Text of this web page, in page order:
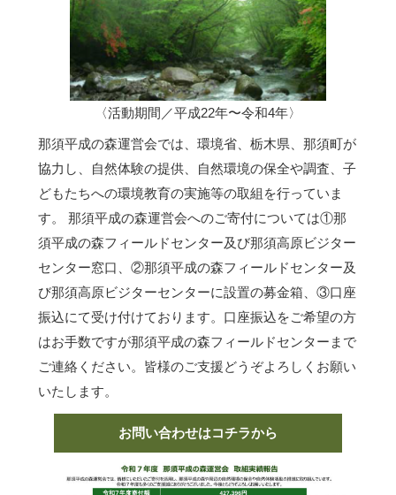
〈活動期間／平成22年〜令和4年〉
那須平成の森運営会では、環境省、栃木県、那須町が
協力し、自然体験の提供、自然環境の保全や調査、子
どもたちへの環境教育の実施等の取組を行っていま
す。 那須平成の森運営会へのご寄付については①那
須平成の森フィールドセンター及び那須高原ビジター
センター窓口、②那須平成の森フィールドセンター及
び那須高原ビジターセンターに設置の募金箱、③口座
振込にて受け付けております。口座振込をご希望の方
はお手数ですが那須平成の森フィールドセンターまで
ご連絡ください。皆様のご支援どうぞよろしくお願い
いたします。
お問い合わせはコチラから